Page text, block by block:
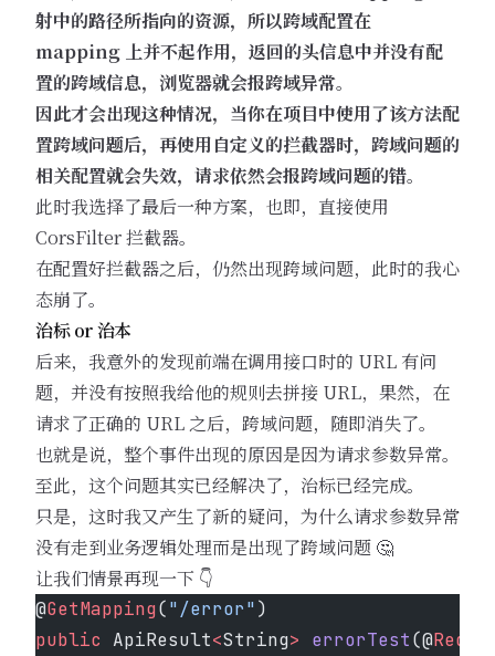
射中的路径所指向的资源，所以跨域配置在
mapping 上并不起作用，返回的头信息中并没有配
置的跨域信息，浏览器就会报跨域异常。
因此才会出现这种情况，当你在项目中使用了该方法配
置跨域问题后，再使用自定义的拦截器时，跨域问题的
相关配置就会失效，请求依然会报跨域问题的错。
此时我选择了最后一种方案，也即，直接使用
CorsFilter 拦截器。
在配置好拦截器之后，仍然出现跨域问题，此时的我心
态崩了。
治标 or 治本
后来，我意外的发现前端在调用接口时的 URL 有问
题，并没有按照我给他的规则去拼接 URL，果然，在
请求了正确的 URL 之后，跨域问题，随即消失了。
也就是说，整个事件出现的原因是因为请求参数异常。
至此，这个问题其实已经解决了，治标已经完成。
只是，这时我又产生了新的疑问，为什么请求参数异常
没有走到业务逻辑处理而是出现了跨域问题 🤔️
让我们情景再现一下 👇
@GetMapping("/error")
public ApiResult<String> errorTest(@